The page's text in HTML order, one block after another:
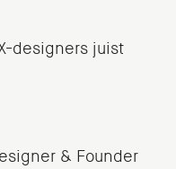
designers juist
& Founder